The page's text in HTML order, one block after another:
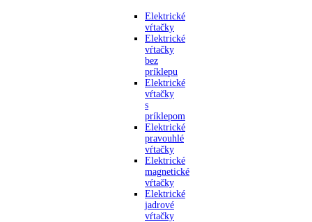
Elektrické
vŕtačky
Elektrické
vŕtačky
bez
príklepu
Elektrické
vŕtačky
s
príklepom
Elektrické
pravouhlé
vŕtačky
Elektrické
magnetické
vŕtačky
Elektrické
jadrové
vŕtačky